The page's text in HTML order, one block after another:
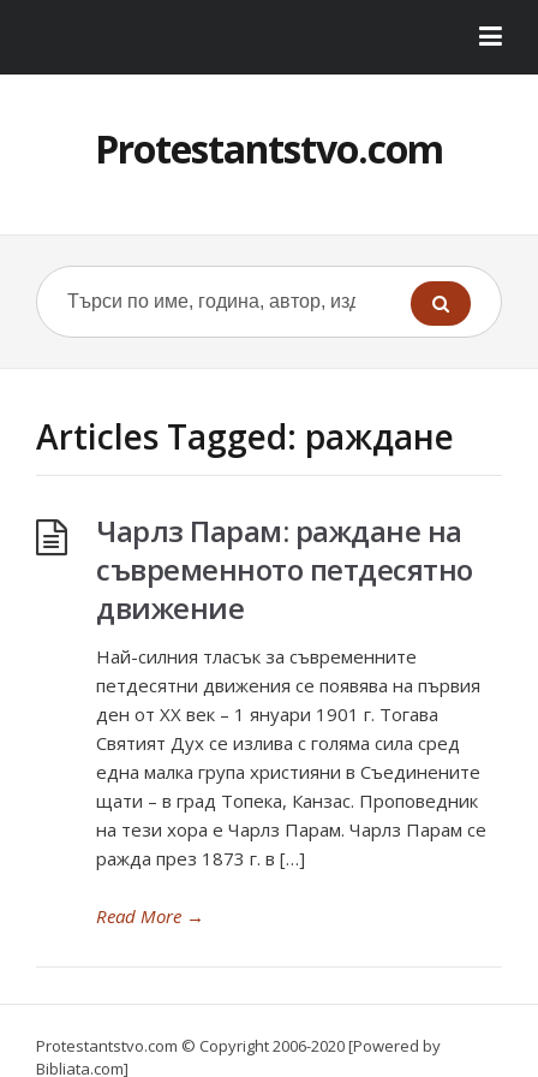
Protestantstvo.com
Articles Tagged: раждане
Чарлз Парам: раждане на
съвременното петдесятно
движение
Най-силния тласък за съвременните
петдесятни движения се появява на първия
ден от XX век – 1 януари 1901 г. Тогава
Святият Дух се излива с голяма сила сред
една малка група християни в Съединените
щати – в град Топека, Канзас. Проповедник
на тези хора е Чарлз Парам. Чарлз Парам се
ражда през 1873 г. в […]
Read More →
Protestantstvo.com © Copyright 2006-2020 [Powered by
Bibliata.com]